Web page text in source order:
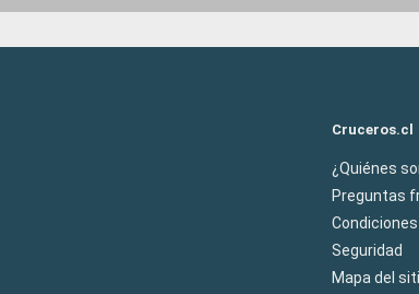
Cruceros.cl
¿Quiénes
Preguntas
Seguridad
Mapa del